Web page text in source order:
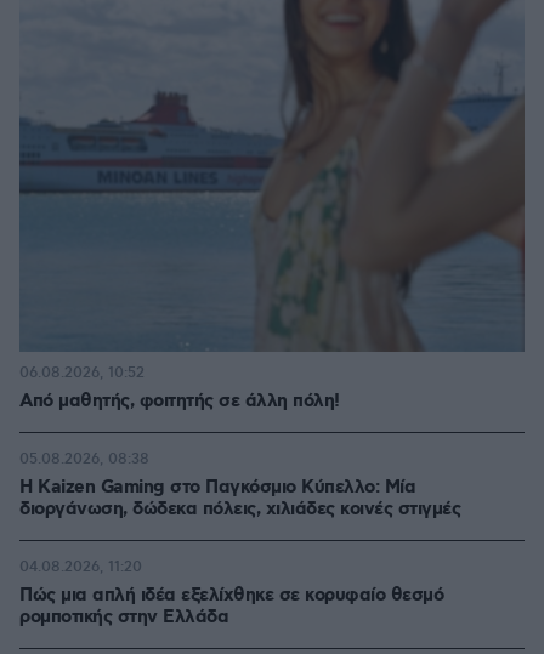
Από μαθητής, φοιτητής σε άλλη πόλη!
06.08.2026, 10:52
H Kaizen Gaming στο Παγκόσμιο Kύπελλο: Μία
διοργάνωση, δώδεκα πόλεις, χιλιάδες κοινές στιγμές
05.08.2026, 08:38
Πώς μια απλή ιδέα εξελίχθηκε σε κορυφαίο θεσμό
ρομποτικής στην Ελλάδα
04.08.2026, 11:20